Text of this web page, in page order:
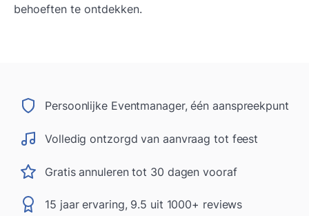
behoeften te ontdekken.
Persoonlijke Eventmanager, één aanspreekpunt
Volledig ontzorgd van aanvraag tot feest
Gratis annuleren tot 30 dagen vooraf
15 jaar ervaring, 9.5 uit 1000+ reviews